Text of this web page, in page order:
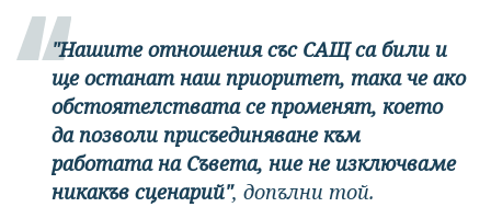
"Нашите отношения със САЩ са били и
ще останат наш приоритет, така че ако
обстоятелствата се променят, което
да позволи присъединяване към
работата на Съвета, ние не изключваме
никакъв сценарий", допълни той.